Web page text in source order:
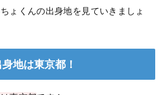
ょくんの出身地を見ていきましょ
地は東京都！